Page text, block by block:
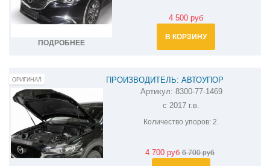
ПОДРОБНЕЕ
4 500 руб
В КОРЗИНУ
ПРОИЗВОДИТЕЛЬ: АВТОУПОР
АМОРТИЗАТОРЫ (УПОРЫ) КАПОТА НА
MAZDA CX-5 8300-77-1469
Артикул: 8300-77-1469
с 2017 г.в.
Количество упоров: 2.
4 700 руб6 700 руб
ОРИГИНАЛ